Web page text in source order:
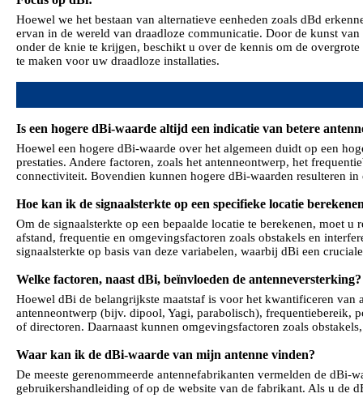
Hoewel we het bestaan ​​van alternatieve eenheden zoals dBd
ervan in de wereld van draadloze communicatie. Door de kunst
onder de knie te krijgen, beschikt u over de kennis om de
te maken voor uw draadloze installaties.
Is een hogere dBi-waarde altijd een indicatie van betere
Hoewel een hogere dBi-waarde over het algemeen duidt op een
prestaties. Andere factoren, zoals het antenneontwerp, het
connectiviteit. Bovendien kunnen hogere dBi-waarden resulteren
Hoe kan ik de signaalsterkte op een specifieke locatie
Om de signaalsterkte op een bepaalde locatie te berekenen, moet
afstand, frequentie en omgevingsfactoren zoals obstakels en
signaalsterkte op basis van deze variabelen, waarbij dBi een
Welke factoren, naast dBi, beïnvloeden de
Hoewel dBi de belangrijkste maatstaf is voor het kwantificeren van
antenneontwerp (bijv. dipool, Yagi, parabolisch), frequentiebereik,
of directoren. Daarnaast kunnen omgevingsfactoren zoals
Waar kan ik de dBi-waarde van mijn antenne vinden?
De meeste gerenommeerde antennefabrikanten vermelden de dBi-
gebruikershandleiding of op de website van de fabrikant. Als u de